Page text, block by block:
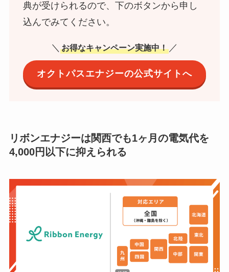
典が受けられるので、下のボタンから申し
込んでみてください。
＼ お得なキャンペーン実施中！ ／
オクトパスエナジーの公式サイトへ
リボンエナジーは関西でも1ヶ月の電気代を
4,000円以下に抑えられる